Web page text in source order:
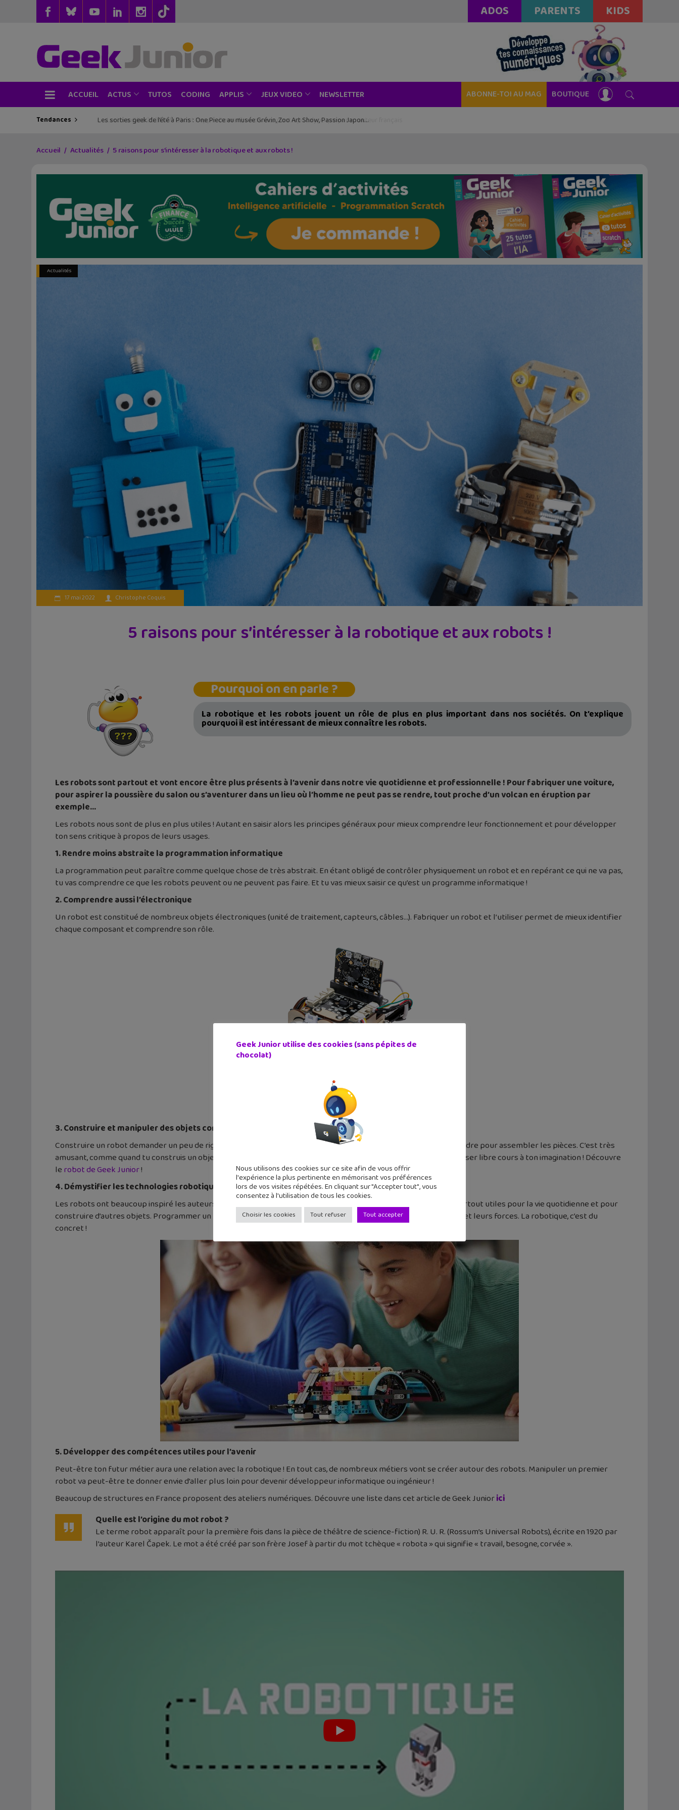
ADOS PARENTS KIDS
ACCUEIL ACTUS TUTOS CODING APPLIS JEUX VIDEO NEWSLETTER ABONNE-TOI AU MAG BOUTIQUE
Tendances Les sorties geek de l’été à Paris : One Piece au musée Grévin, Zoo Art Show, Passion Japon…
Accueil Actualités 5 raisons pour s’intéresser à la robotique et aux robots !
Actualités
17 mai 2022 Christophe Coquis
5 raisons pour s’intéresser à la robotique et aux robots !
Pourquoi on en parle ?
La robotique et les robots jouent un rôle de plus en plus important dans nos sociétés. On t’explique
pourquoi il est intéressant de mieux connaître les robots.
Les robots sont partout et vont encore être plus présents à l’avenir dans notre vie quotidienne et professionnelle ! Pour fabriquer une voiture,
pour aspirer la poussière du salon ou s’aventurer dans un lieu où l’homme ne peut pas se rendre, tout proche d’un volcan en éruption par
exemple…
Les robots nous sont de plus en plus utiles ! Autant en saisir alors les principes généraux pour mieux comprendre leur fonctionnement et pour développer
ton sens critique à propos de leurs usages.
1. Rendre moins abstraite la programmation informatique
La programmation peut paraître comme quelque chose de très abstrait. En étant obligé de contrôler physiquement un robot et en repérant ce qui ne va pas,
tu vas comprendre ce que les robots peuvent ou ne peuvent pas faire. Et tu vas mieux saisir ce qu’est un programme informatique !
2. Comprendre aussi l’électronique
Un robot est constitué de nombreux objets électroniques (unité de traitement, capteurs, câbles…). Fabriquer un robot et l’utiliser permet de mieux identifier
chaque composant et comprendre son rôle.
3. Construire et manipuler des objets complexes
Construire un robot demander un peu de rigueur et un petit goût pour le bricolage. Il faut respecter un certain ordre pour assembler les pièces. C’est très
amusant, comme quand tu construis un objet en LEGO. Certains robots sont aussi personnalisables et tu peux laisser libre cours à ton imagination ! Découvre
lerobot de Geek Junior!
4. Démystifier les technologies robotiques
Les robots ont beaucoup inspiré les auteurs de science-fiction commeIsaac Asimov! Mais, rassure-toi, ils sont surtout utiles pour la vie quotidienne et pour
construire d’autres objets. Programmer un premier robot te donne une première explication sur leurs capacités et leurs forces. La robotique, c’est du
concret !
5. Développer des compétences utiles pour l’avenir
Peut-être ton futur métier aura une relation avec la robotique ! En tout cas, de nombreux métiers vont se créer autour des robots. Manipuler un premier
robot va peut-être te donner envie d’aller plus loin pour devenir développeur informatique ou ingénieur !
Beaucoup de structures en France proposent des ateliers numériques. Découvre une liste dans cet article de Geek Juniorici
Quelle est l’origine du mot robot ?
Le terme robot apparaît pour la première fois dans la pièce de théâtre de science-fiction) R. U. R. (Rossum’s Universal Robots), écrite en 1920 par
l’auteur Karel Čapek. Le mot a été créé par son frère Josef à partir du mot tchèque « robota » qui signifie « travail, besogne, corvée ».
Geek Junior utilise des cookies (sans pépites de
chocolat)
Nous utilisons des cookies sur ce site afin de vous offrir
l'expérience la plus pertinente en mémorisant vos préférences
lors de vos visites répétées. En cliquant sur "Accepter tout", vous
consentez à l'utilisation de tous les cookies.
Choisir les cookies Tout refuser Tout accepter